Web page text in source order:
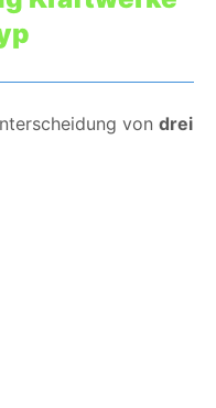
von drei